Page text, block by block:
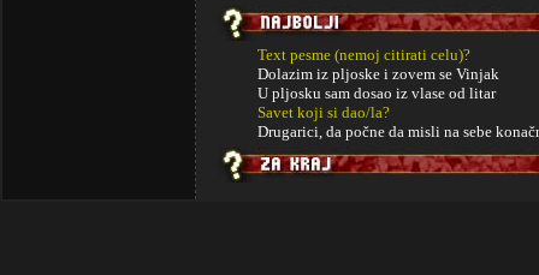
Text pesme (nemoj citirati celu)?
Dolazim iz pljoske i zovem se Vinjak
U pljosku sam dosao iz vlase od litar
Savet koji si dao/la?
Drugarici, da počne da misli na sebe